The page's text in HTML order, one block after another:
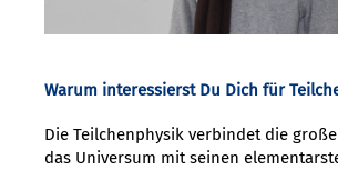
Warum interessierst Du Dich für
Die Teilchenphysik verbindet die
das Universum mit seinen